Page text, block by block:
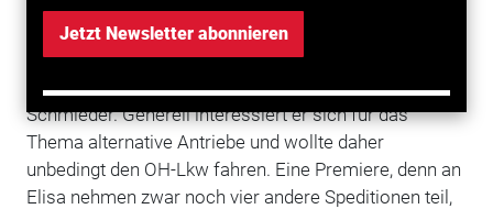
Jetzt Newsletter abonnieren
umweltschonend Straßengütertransport künftig
funktionieren kann.
„Ich finde dieses Projekt sehr spannend“, sagt
Schmieder. Generell interessiert er sich für das
Thema alternative Antriebe und wollte daher
unbedingt den OH-Lkw fahren. Eine Premiere, denn an
Elisa nehmen zwar noch vier andere Speditionen teil,